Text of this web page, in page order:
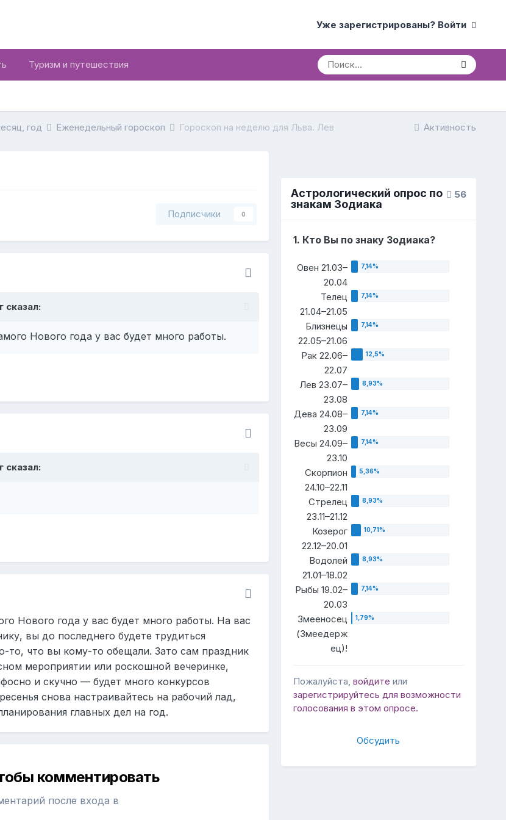
Уже зарегистрированы? Войти
Туризм и путешествия
Активность
год Еженедельный гороскоп Гороскоп на неделю для Льва. Лев
Подписчики 0
сказал:
Нового года у вас будет много работы.
сказал:
Нового года у вас будет много работы. На вас
вы до последнего будете трудиться
то, что вы кому-то обещали. Зато сам праздник
мероприятии или роскошной вечеринке,
и скучно — будет много конкурсов
снова настраивайтесь на рабочий лад,
главных дел на год.
комментировать
после входа в
56
Астрологический опрос по
знакам Зодиака
1. Кто Вы по знаку Зодиака?
Овен 21.03–
20.04
Телец
21.04–21.05
Близнецы
22.05–21.06
Рак 22.06–
22.07
Лев 23.07–
23.08
Дева 24.08–
23.09
Весы 24.09–
23.10
Скорпион
24.10–22.11
Стрелец
23.11–21.12
Козерог
22.12–20.01
Водолей
21.01–18.02
Рыбы 19.02–
20.03
Змееносец
(Змеедерж
ец)!
Пожалуйста, войдите или
зарегистрируйтесь для возможности
голосования в этом опросе.
Обсудить